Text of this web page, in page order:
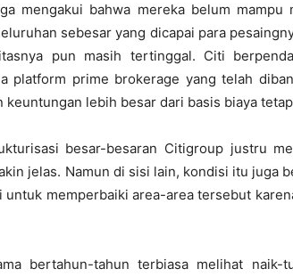
mengakui bahwa mereka belum mampu
sebesar yang dicapai para
pun masih tertinggal. Citi
platform prime brokerage yang telah
keuntungan lebih besar dari basis biaya
besar-besaran Citigroup justru
jelas. Namun di sisi lain, kondisi itu juga
untuk memperbaiki area-area tersebut
bertahun-tahun terbiasa melihat naik-